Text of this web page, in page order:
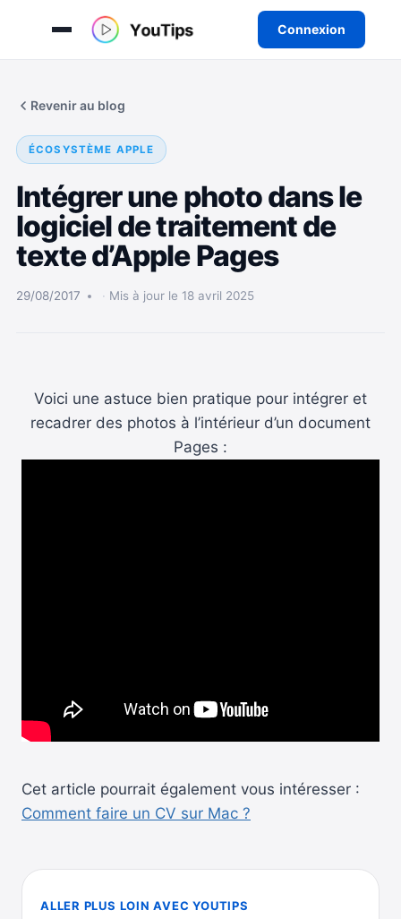
Connexion
Revenir au blog
ÉCOSYSTÈME APPLE
Intégrer une photo dans le
logiciel de traitement de
texte d’Apple Pages
29/08/2017 Mis à jour le 18 avril 2025
Voici une astuce bien pratique pour intégrer et
recadrer des photos à l’intérieur d’un document
Pages :
Cet article pourrait également vous intéresser :
Comment faire un CV sur Mac ?
ALLER PLUS LOIN AVEC YOUTIPS